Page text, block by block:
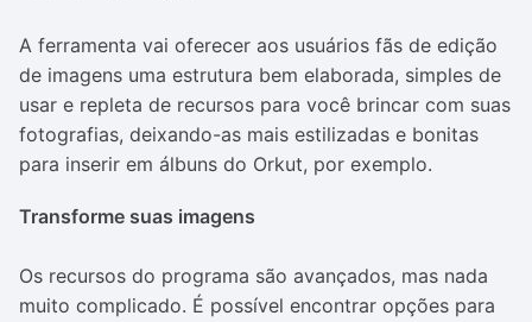
A ferramenta vai oferecer aos usuários fãs de edição
de imagens uma estrutura bem elaborada, simples de
usar e repleta de recursos para você brincar com suas
fotografias, deixando-as mais estilizadas e bonitas
para inserir em álbuns do Orkut, por exemplo.
Transforme suas imagens
Os recursos do programa são avançados, mas nada
muito complicado. É possível encontrar opções para